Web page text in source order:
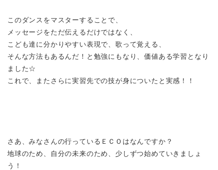
このダンスをマスターすることで、
メッセージをただ伝えるだけではなく、
こども達に分かりやすい表現で、歌って覚える、
そんな方法もあるんだ！と勉強にもなり、価値ある学習となり
ました☆
これで、またさらに実習先での技が身についたと実感！！
さあ、みなさんの行っているＥＣＯはなんですか？
地球のため、自分の未来のため、少しずつ始めていきましょ
う！